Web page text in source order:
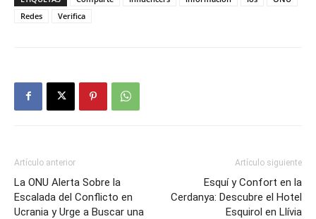
Redes
Verifica
Artículo anterior
La ONU Alerta Sobre la
Escalada del Conflicto en
Ucrania y Urge a Buscar una
Artículo siguiente
Esquí y Confort en la
Cerdanya: Descubre el Hotel
Esquirol en Llívia